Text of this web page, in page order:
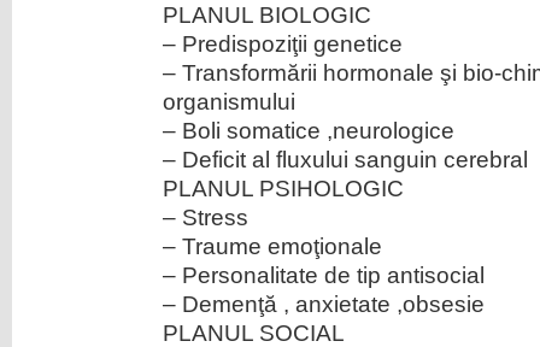
PLANUL BIOLOGIC
– Predispoziţii genetice
– Transformării hormonale şi bio-
organismului
– Boli somatice ,neurologice
– Deficit al fluxului sanguin cerebral
PLANUL PSIHOLOGIC
– Stress
– Traume emoţionale
– Personalitate de tip antisocial
– Demenţă , anxietate ,obsesie
PLANUL SOCIAL